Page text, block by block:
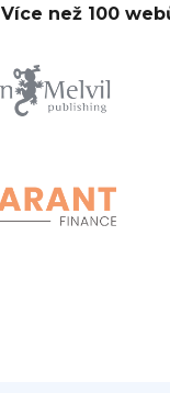
Více než 100